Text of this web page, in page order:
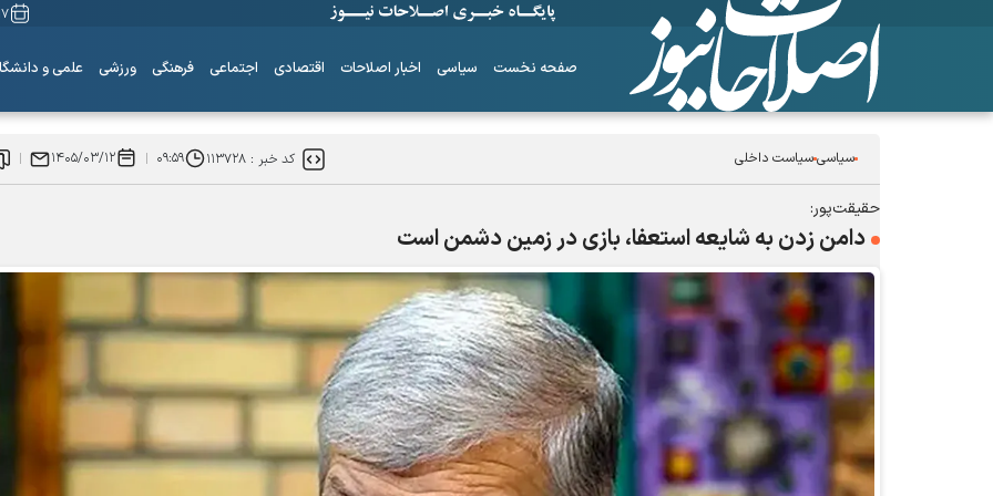
۱۷
صفحه نخست سیاسی اخبار اصلاحات اقتصادی اجتماعی فرهنگی ورزشی علمی و
سیاسیسیاست داخلی کد خبر :۱۱۳۷۲۸ ۰۹:۵۹ ۱۴۰۵/۰۳/۱۲
حقیقت‌پور:
دامن‌ زدن به شایعه استعفا، بازی در زمین دشمن است
ساز‌های همیشه ناکوک!